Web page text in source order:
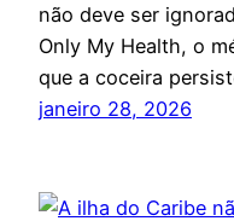
não deve ser
Only My Health, o
que a coceira
janeiro 28, 2026